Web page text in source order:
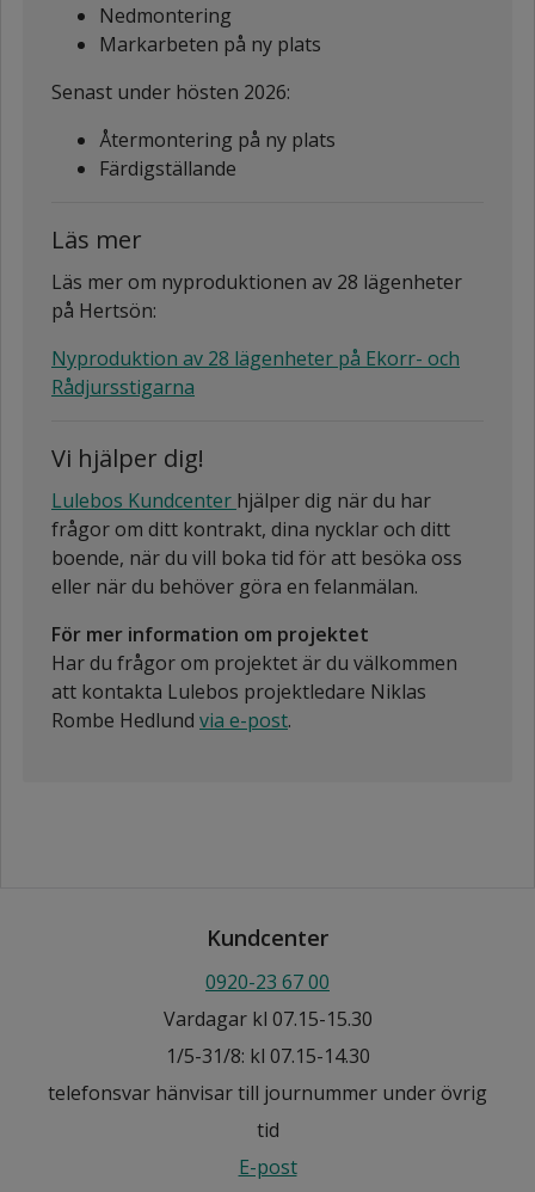
Nedmontering
Markarbeten på ny plats
Senast under hösten 2026:
Återmontering på ny plats
Färdigställande
Läs mer
Läs mer om nyproduktionen av 28 lägenheter
på Hertsön:
Nyproduktion av 28 lägenheter på Ekorr- och
Rådjursstigarna
Vi hjälper dig!
Lulebos Kundcenter hjälper dig när du har
frågor om ditt kontrakt, dina nycklar och ditt
boende, när du vill boka tid för att besöka oss
eller när du behöver göra en felanmälan.
För mer information om projektet
Har du frågor om projektet är du välkommen
att kontakta Lulebos projektledare Niklas
Rombe Hedlund via e-post.
Kundcenter
0920-23 67 00
Vardagar kl 07.15-15.30
1/5-31/8: kl 07.15-14.30
telefonsvar hänvisar till journummer under övrig
tid
E-post